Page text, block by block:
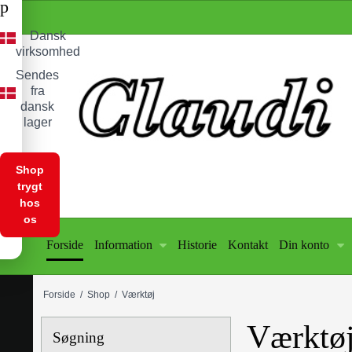
p
Dansk
virksomhed
Sendes
fra
dansk
lager
Shop
trygt
hos
os
Forside Information Historie Kontakt Din konto
Forside / Shop / Værktøj
Søgning